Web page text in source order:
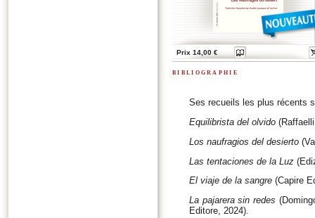
Prix 14,00 €
bibliographie
Ses recueils les plus récents
Equilibrista del olvido
Los naufragios del desierto
Las tentaciones de la Luz
El viaje de la sangre (Capire
La pajarera sin redes
Editore, 2024).